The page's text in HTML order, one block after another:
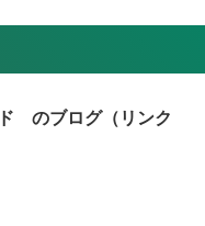
のブログ（リンク